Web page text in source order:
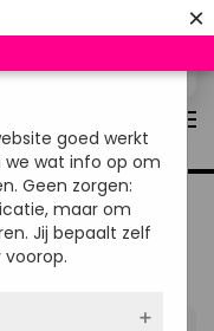
×
OUTDOORCHEF BBQ
STUKS
goed werkt
we wat info op om
Geen zorgen:
maar om
Jij bepaalt zelf